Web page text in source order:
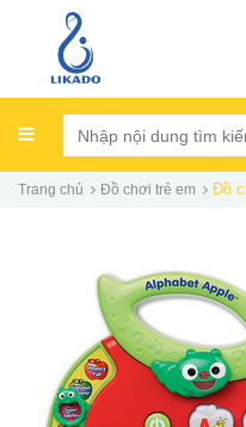
Trang chủ Đồ chơi trẻ em Đồ